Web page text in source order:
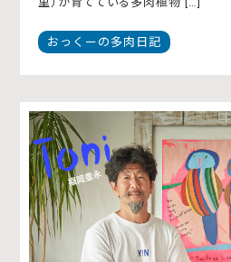
おっくーの多肉日記